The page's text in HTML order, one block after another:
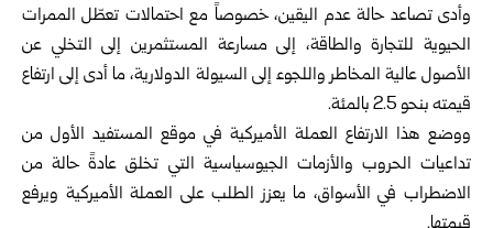
وأدى تصاعد حالة عدم اليقين، خصوصاً مع احتمالات تعطّل الممرات
الحيوية للتجارة والطاقة، إلى مسارعة المستثمرين إلى التخلي عن
الأصول عالية المخاطر واللجوء إلى السيولة الدولارية، ما أدى إلى ارتفاع
قيمته بنحو 2.5 بالمئة.
ووضع هذا الارتفاع العملة الأميركية في موقع المستفيد الأول من
تداعيات الحروب والأزمات الجيوسياسية التي تخلق عادةً حالة من
الاضطراب في الأسواق، ما يعزز الطلب على العملة الأميركية ويرفع